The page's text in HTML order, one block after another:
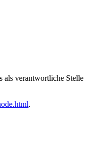
als verantwortliche Stelle
.